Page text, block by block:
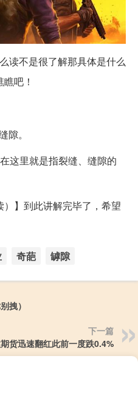
读不是很了解那具体是什么
吧！
隙。
这里就是指裂缝、缝隙的
】到此讲解完毕了，希望
奇葩 罅隙
拽）
下一篇
货迅速翻红此前一度跌0.4%